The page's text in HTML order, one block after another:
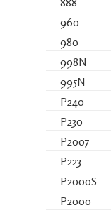
960
980
998N
995N
P240
P230
P2007
P223
P2000S
P2000